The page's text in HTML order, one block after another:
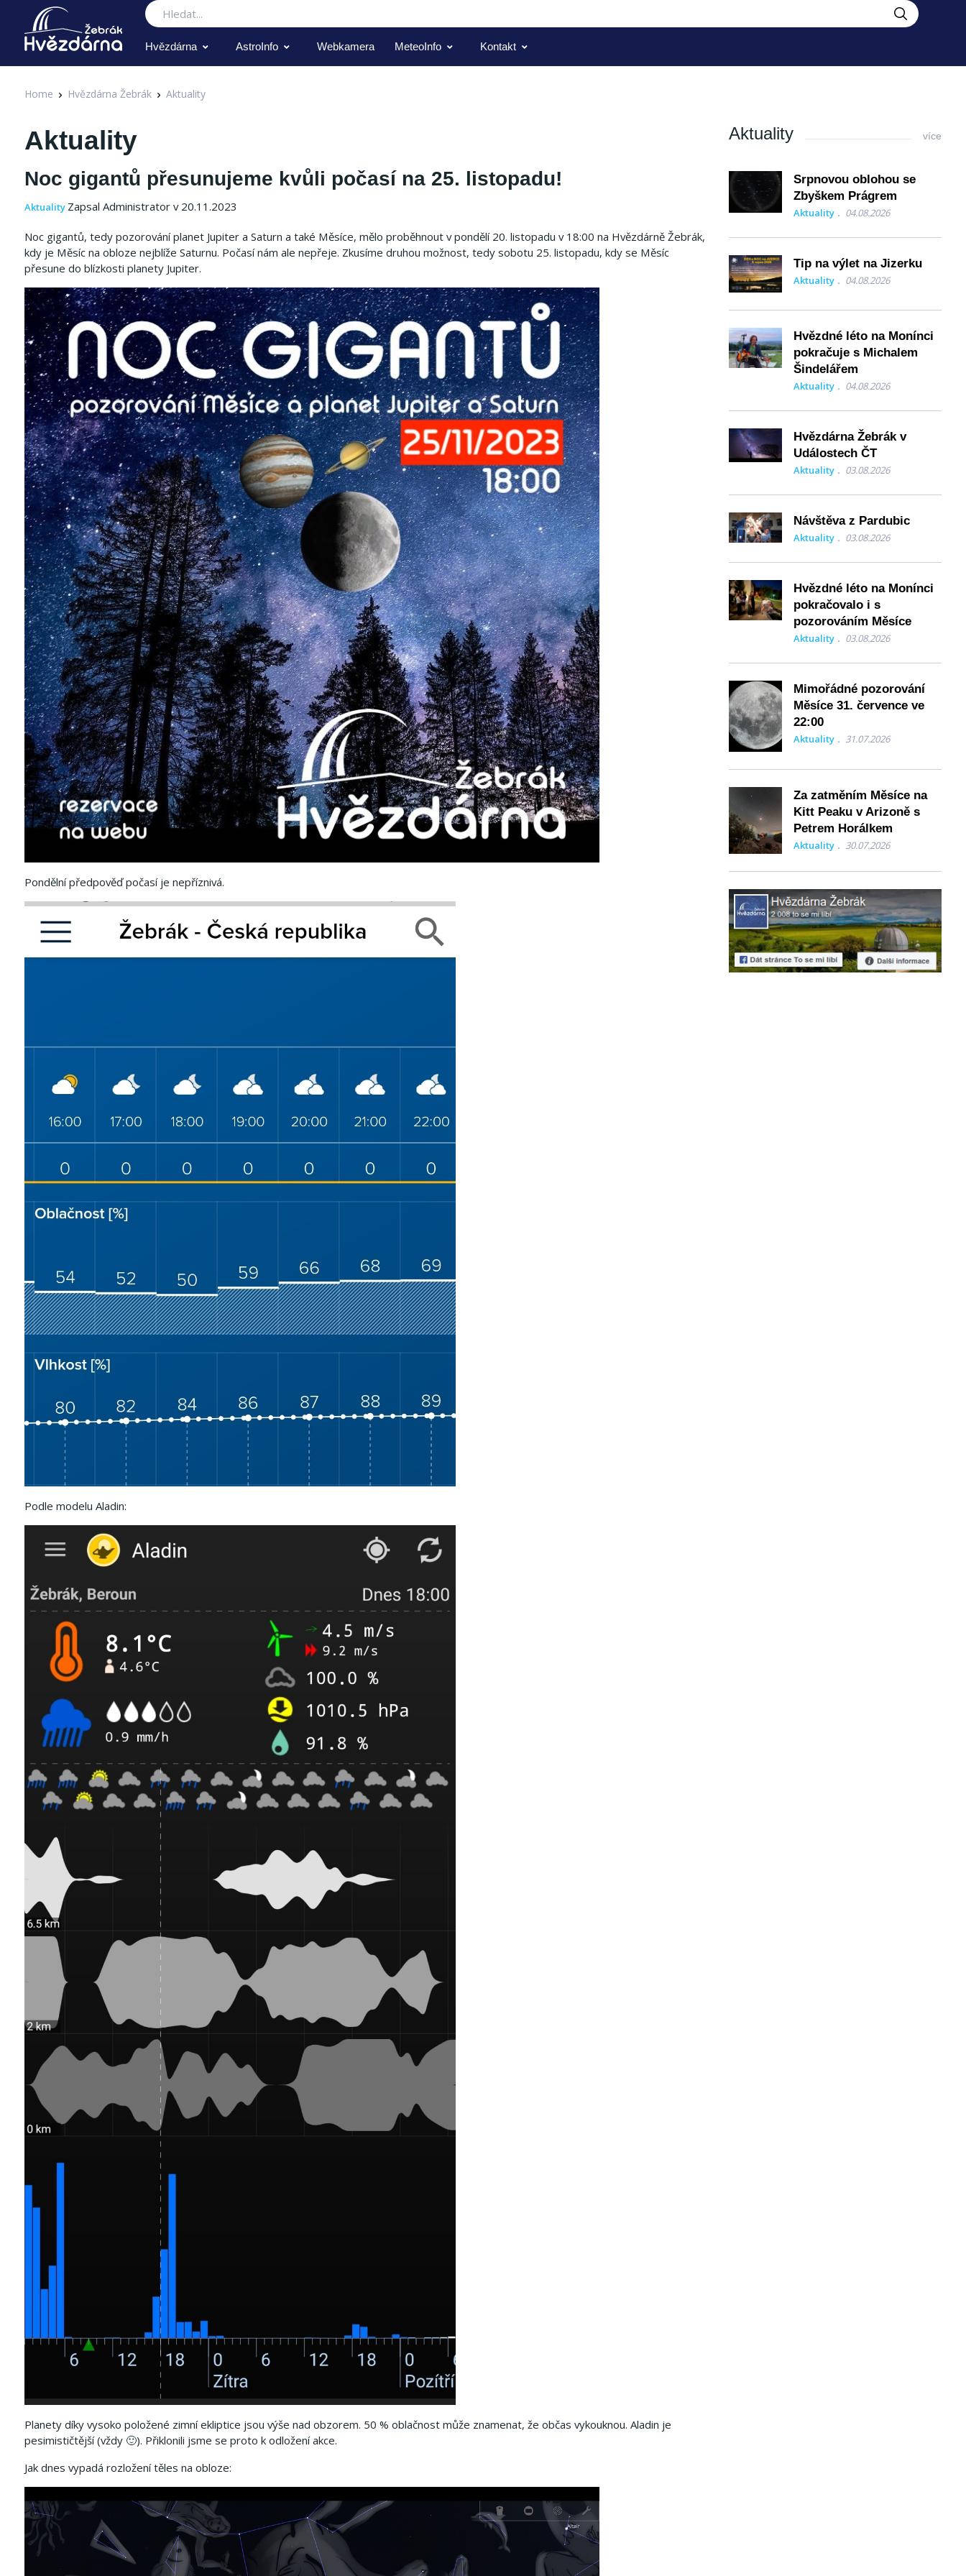
Hledat
Hvězdárna AstroInfo Webkamera MeteoInfo Kontakt
Home Hvězdárna Žebrák Aktuality
Aktuality
Noc gigantů přesunujeme kvůli počasí na 25. listopadu!
Aktuality Zapsal Administrator v 20.11.2023
Noc gigantů, tedy pozorování planet Jupiter a Saturn a také Měsíce, mělo proběhnout v pondělí 20. listopadu v 18:00 na Hvězdárně Žebrák,
kdy je Měsíc na obloze nejblíže Saturnu. Počasí nám ale nepřeje. Zkusíme druhou možnost, tedy sobotu 25. listopadu, kdy se Měsíc
přesune do blízkosti planety Jupiter.
Pondělní předpověď počasí je nepříznivá.
Podle modelu Aladin:
Planety díky vysoko položené zimní ekliptice jsou výše nad obzorem. 50 % oblačnost může znamenat, že občas vykouknou. Aladin je
pesimističtější (vždy 🙂). Přiklonili jsme se proto k odložení akce.
Jak dnes vypadá rozložení těles na obloze:
Aktuality více
Srpnovou oblohou se
Zbyškem Prágrem
Aktuality 04.08.2026
Tip na výlet na Jizerku
Aktuality 04.08.2026
Hvězdné léto na Monínci
pokračuje s Michalem
Šindelářem
Aktuality 04.08.2026
Hvězdárna Žebrák v
Událostech ČT
Aktuality 03.08.2026
Návštěva z Pardubic
Aktuality 03.08.2026
Hvězdné léto na Monínci
pokračovalo i s
pozorováním Měsíce
Aktuality 03.08.2026
Mimořádné pozorování
Měsíce 31. července ve
22:00
Aktuality 31.07.2026
Za zatměním Měsíce na
Kitt Peaku v Arizoně s
Petrem Horálkem
Aktuality 30.07.2026